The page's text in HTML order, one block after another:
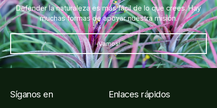
Defender la naturaleza es más fácil de lo que crees. Hay
muchas formas de apoyar nuestra misión.
¡Vamos!
Síganos en Enlaces rápidos